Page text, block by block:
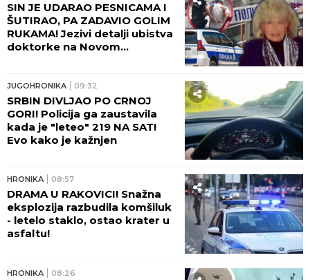
SIN JE UDARAO PESNICAMA I
ŠUTIRAO, PA ZADAVIO GOLIM
RUKAMA! Jezivi detalji ubistva
doktorke na Novom
PAMTE!
JUGOHRONIKA 09:32
SRBIN DIVLJAO PO CRNOJ
GORI! Policija ga zaustavila
kada je "leteo" 219 NA SAT!
Evo kako je kažnjen
HRONIKA 08:57
DRAMA U RAKOVICI! Snažna
eksplozija razbudila komšiluk
- letelo staklo, ostao krater u
asfaltu!
HRONIKA 08:26